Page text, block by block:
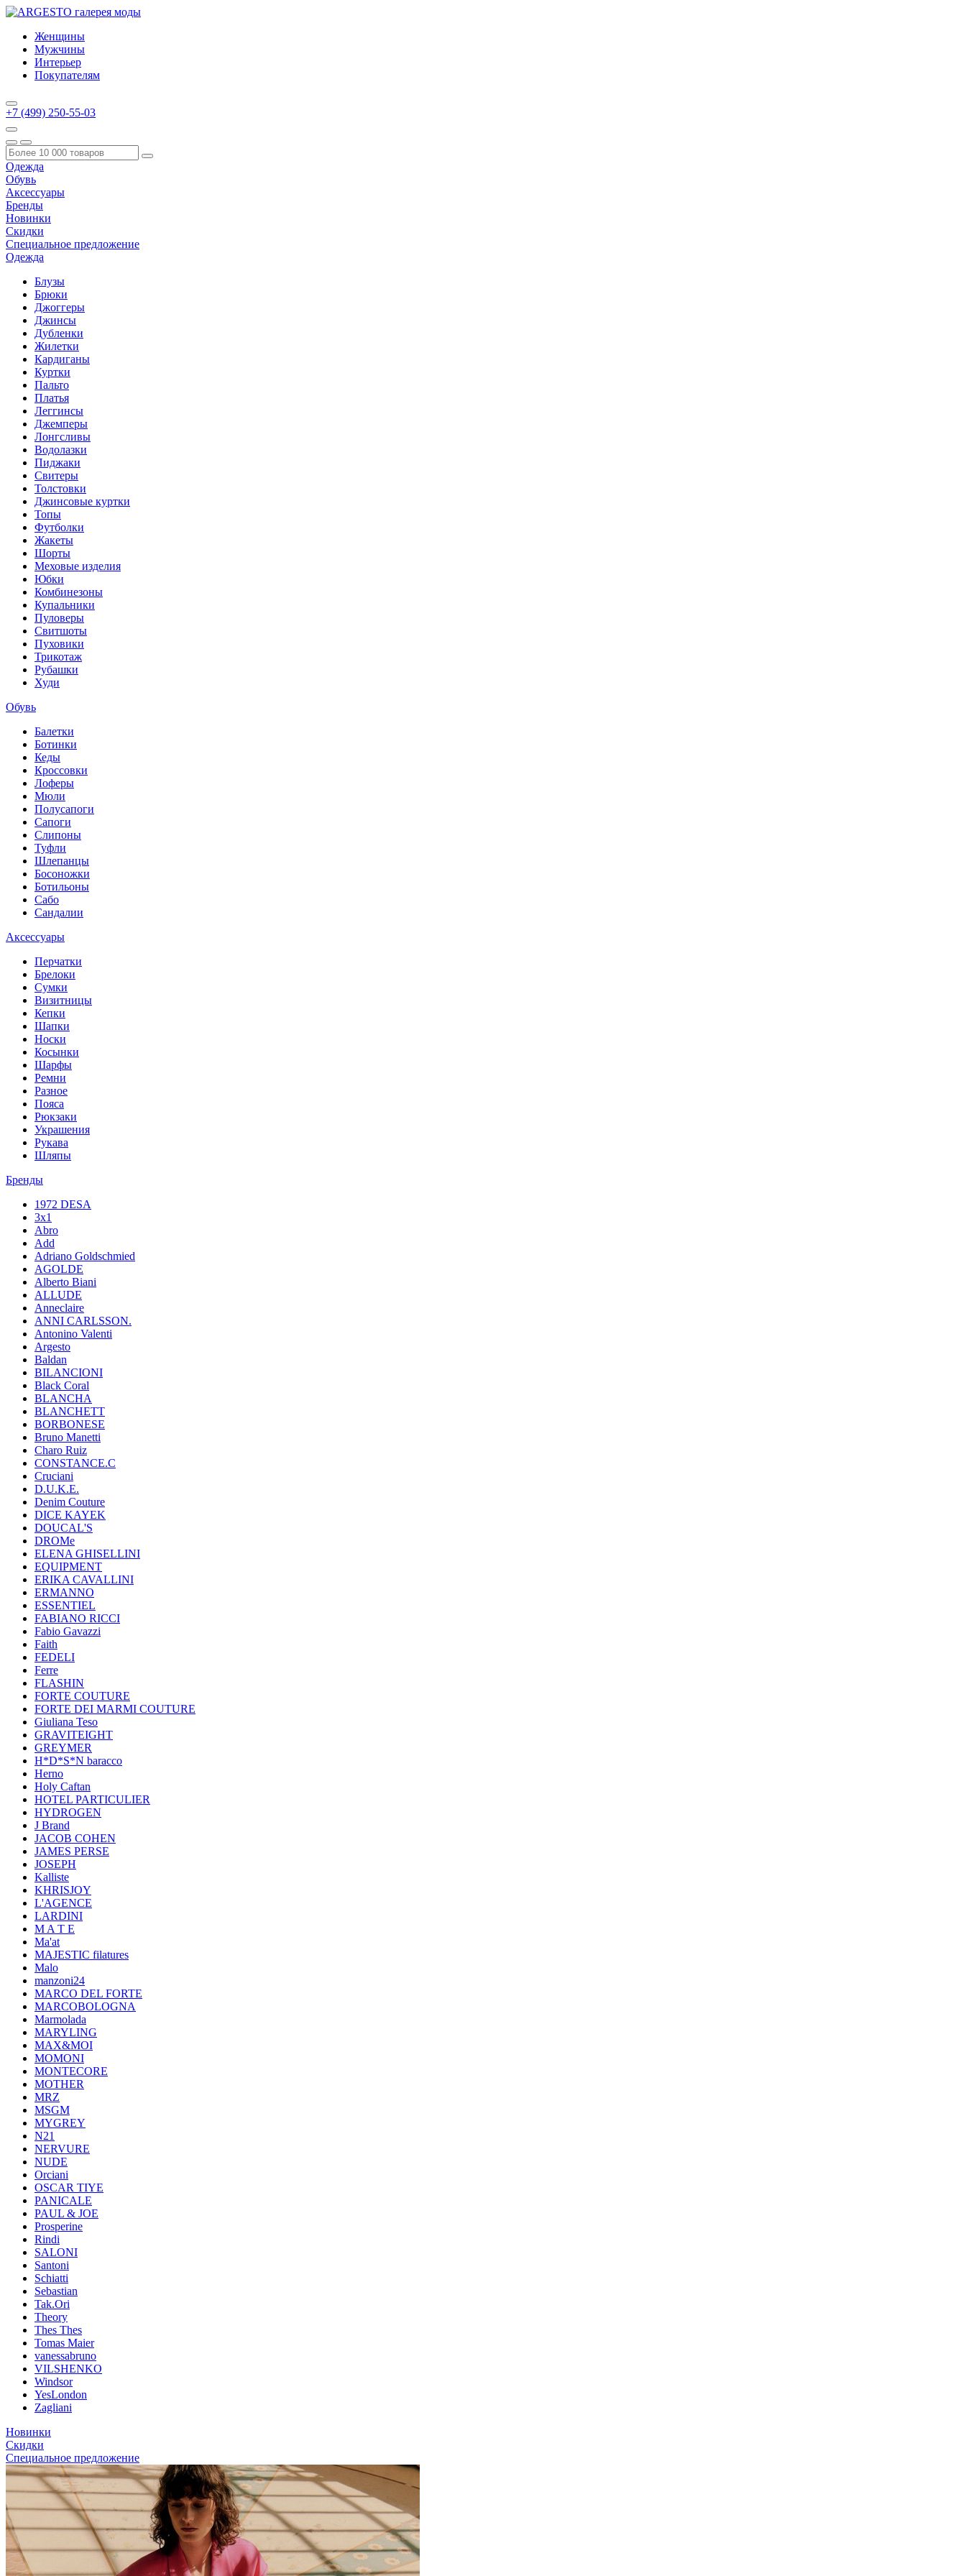
Женщины
Мужчины
Интерьер
Покупателям
+7 (499) 250-55-03
Одежда
Обувь
Аксессуары
Бренды
Новинки
Скидки
Специальное предложение
Одежда
Блузы
Брюки
Джоггеры
Джинсы
Дубленки
Жилетки
Кардиганы
Куртки
Пальто
Платья
Леггинсы
Джемперы
Лонгсливы
Водолазки
Пиджаки
Свитеры
Толстовки
Джинсовые куртки
Топы
Футболки
Жакеты
Шорты
Меховые изделия
Юбки
Комбинезоны
Купальники
Пуловеры
Свитшоты
Пуховики
Трикотаж
Рубашки
Худи
Обувь
Балетки
Ботинки
Кеды
Кроссовки
Лоферы
Мюли
Полусапоги
Сапоги
Слипоны
Туфли
Шлепанцы
Босоножки
Ботильоны
Сабо
Сандалии
Аксессуары
Перчатки
Брелоки
Сумки
Визитницы
Кепки
Шапки
Носки
Косынки
Шарфы
Ремни
Разное
Пояса
Рюкзаки
Украшения
Рукава
Шляпы
Бренды
1972 DESA
3x1
Abro
Add
Adriano Goldschmied
AGOLDE
Alberto Biani
ALLUDE
Anneclaire
ANNI CARLSSON.
Antonino Valenti
Argesto
Baldan
BILANCIONI
Black Coral
BLANCHA
BLANCHETT
BORBONESE
Bruno Manetti
Charo Ruiz
CONSTANCE.C
Cruciani
D.U.K.E.
Denim Couture
DICE KAYEK
DOUCAL'S
DROMe
ELENA GHISELLINI
EQUIPMENT
ERIKA CAVALLINI
ERMANNO
ESSENTIEL
FABIANO RICCI
Fabio Gavazzi
Faith
FEDELI
Ferre
FLASHIN
FORTE COUTURE
FORTE DEI MARMI COUTURE
Giuliana Teso
GRAVITEIGHT
GREYMER
H*D*S*N baracco
Herno
Holy Caftan
HOTEL PARTICULIER
HYDROGEN
J Brand
JACOB COHEN
JAMES PERSE
JOSEPH
Kalliste
KHRISJOY
L'AGENCE
LARDINI
M A T E
Ma'at
MAJESTIC filatures
Malo
manzoni24
MARCO DEL FORTE
MARCOBOLOGNA
Marmolada
MARYLING
MAX&MOI
MOMONI
MONTECORE
MOTHER
MRZ
MSGM
MYGREY
N21
NERVURE
NUDE
Orciani
OSCAR TIYE
PANICALE
PAUL & JOE
Prosperine
Rindi
SALONI
Santoni
Schiatti
Sebastian
Tak.Ori
Theory
Thes Thes
Tomas Maier
vanessabruno
VILSHENKO
Windsor
YesLondon
Zagliani
Новинки
Скидки
Специальное предложение